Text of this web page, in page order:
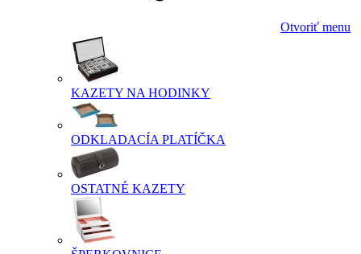
Otvoriť menu
KAZETY NA HODINKY
ODKLADACÍA PLATÍČKA
OSTATNÉ KAZETY